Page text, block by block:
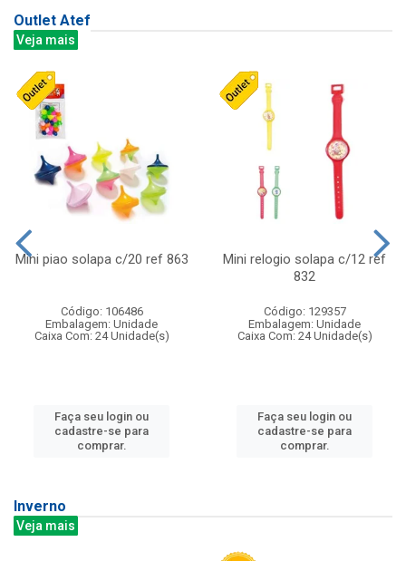
Outlet Atef
Veja mais
Mini piao solapa c/20 ref 863
Código: 106486
Embalagem: Unidade
Caixa Com: 24 Unidade(s)
Faça seu login ou
cadastre-se para
comprar.
Mini relogio solapa c/12 ref
832
Código: 129357
Embalagem: Unidade
Caixa Com: 24 Unidade(s)
Faça seu login ou
cadastre-se para
comprar.
Inverno
Veja mais